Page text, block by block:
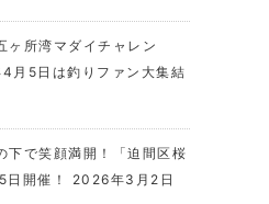
ヶ所湾マダイチャレン
月5日は釣りファン大集結
下で笑顔満開！「迫間区桜
開催！
2026年3月2日